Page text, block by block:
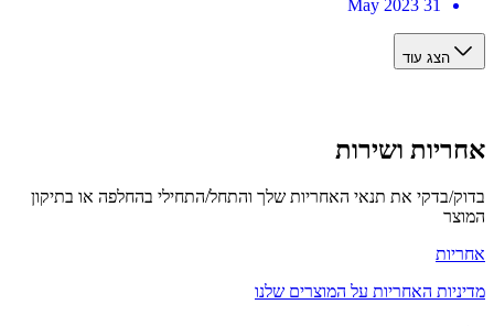
הצג עוד
ושירות
בדקי את תנאי האחריות שלך והתחל/התחילי בהחלפה או בתיקון
האחריות על המוצרים שלנו